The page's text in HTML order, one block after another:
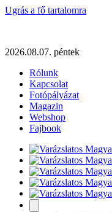
Ugrás a fő tartalomra
2026.08.07. péntek
Rólunk
Kapcsolat
Fotópályázat
Magazin
Webshop
Fajbook